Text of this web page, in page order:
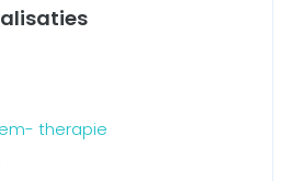
therapie